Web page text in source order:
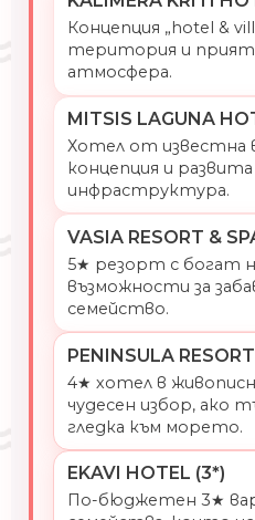
Концепция „hotel &
територия и
атмосфера.
MITSIS LAGUNA
Хотел от известна
концепция и
инфраструктура.
VASIA RESORT &
5★ резорт с богат
възможности за
семейство.
PENINSULA
4★ хотел в
чудесен избор, ако
гледка към морето.
EKAVI HOTEL (3*)
По-бюджетен 3★